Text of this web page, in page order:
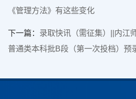
《管理方法》有这些变化
下一篇： 录取快讯（需征集）||内江
普通类本科批B段（第一次投档）预